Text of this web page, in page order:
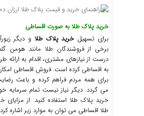
خرید پلاک طلا به صورت اقساطی
برای تسهیل خرید پلاک طلا و دیگر
برخی از فروشندگان طلا مانند هومن
درست از نیازهای مشتری، اقدام به ارائه
به اقساطی کرده است. فروش اقساطی
برای همه مردم فراهم کرده و باعث
می گردد. دیگر نیاز نیست تمام سرمایه
خرید پلاک طلا استفاده کنید. از مزایای
طلا اقساطی می توان به موارد زیر اشاره